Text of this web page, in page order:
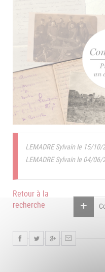
LEMADRE Sylvain le 15/10/
LEMADRE Sylvain le 04/06/
Retour à la
recherche